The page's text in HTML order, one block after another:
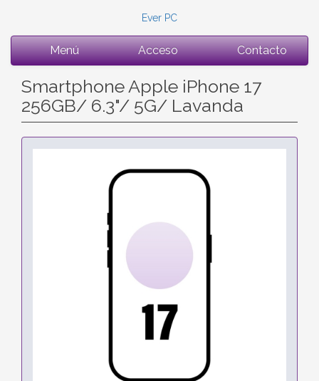
Ever PC
Menú Acceso Contacto
Smartphone Apple iPhone 17
256GB/ 6.3"/ 5G/ Lavanda